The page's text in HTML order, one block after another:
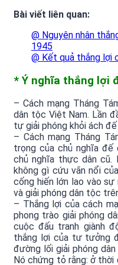
Bài viết liên quan:
@ Nguyên nhân
1945
@ Kết quả thắng lợi
* Ý nghĩa thắng lợi
– Cách mạng Tháng
dân tộc Việt Nam. Lần
tự giải phóng khỏi ách
– Cách mạng Tháng
trọng của chủ nghĩa
chủ nghĩa thực dân cũ.
không gì cứu vãn nổi
cống hiến lớn lao vào
và giải phóng dân tộc
– Thắng lợi của cách
phong trào giải phóng
cuộc đấu tranh giành
thắng lợi của tư tưởng
đường lối giải phóng
Nó chứng tỏ rằng: ở